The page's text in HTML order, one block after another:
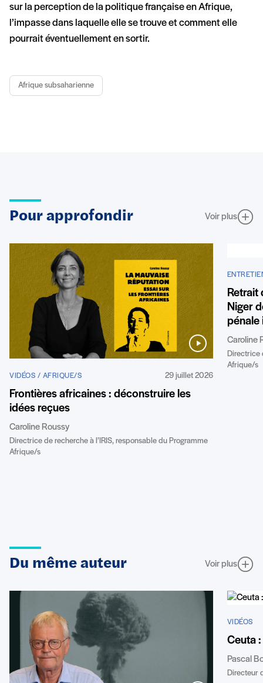
sur la perception de la politique française en Afrique,
l’impasse dans laquelle elle se trouve et comment elle
pourrait éventuellement en sortir.
Afrique subsaharienne
Pour approfondir Voir plus
VIDÉOS / AFRIQUE/S 29 juillet 2026
Frontières africaines : déconstruire les
idées reçues
Caroline Roussy
Directrice de recherche à l’IRIS, responsable du Programme
Afrique/s
Retrait
Niger
pénale
Caroline
Directrice
Afrique/s
Du même auteur Voir plus
VIDÉOS
Ceuta
Pascal
Directeur